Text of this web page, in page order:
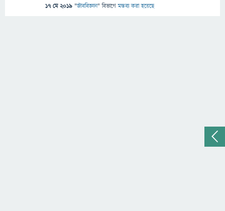
17 মে 2019 "জীববিজ্ঞান" বিভাগে মন্তব্য করা হয়েছে